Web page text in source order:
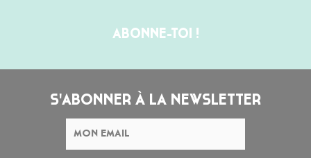
ABONNE-TOI !
S'ABONNER À LA NEWSLETTER